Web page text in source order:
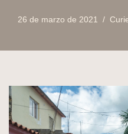
26 de marzo de 2021